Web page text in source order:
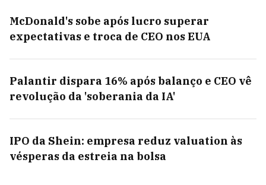
McDonald's sobe após lucro superar
expectativas e troca de CEO nos EUA
Palantir dispara 16% após balanço e CEO vê
revolução da 'soberania da IA'
IPO da Shein: empresa reduz valuation às
vésperas da estreia na bolsa